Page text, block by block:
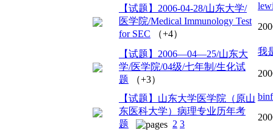
【试题】2006-04-28/山东大学/
医学院/Medical Immunology Test
for SEC
（+4）
【试题】2006—04—25/山东大
学/医学院/04级/七年制/生化试
题
（+3）
我
【试题】山东大学医学院（原山
东医科大学）病理专业历年考
题
2 3